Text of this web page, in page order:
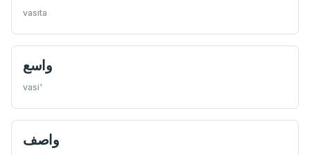
vasıta
واسع
vasi'
واصف